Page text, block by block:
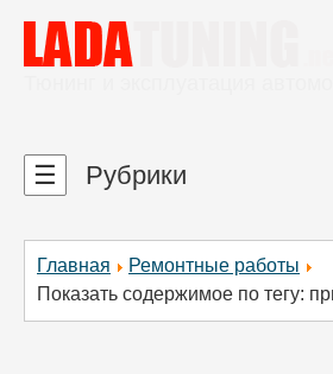
Главная
Ремонтные работы
Показать содержимое по тегу:
☰ Рубрики